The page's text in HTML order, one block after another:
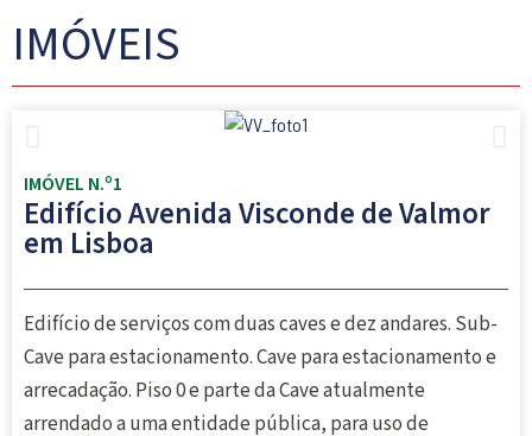
IMÓVEIS
IMÓVEL N.º1
Edifício Avenida Visconde de Valmor
em Lisboa
Edifício de serviços com duas caves e dez andares. Sub-
Cave para estacionamento. Cave para estacionamento e
arrecadação. Piso 0 e parte da Cave atualmente
arrendado a uma entidade pública, para uso de